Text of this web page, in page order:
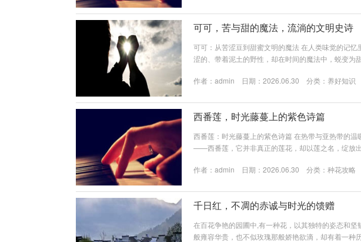
最令人称道的，是它那朵朵绽放于枝...
可可，苦与甜的魔法，流淌的文明史诗
可可：从苦涩豆到甜蜜文明的魔法 在人类味觉的记
涩的、带着泥土的野性，却在时间的魔法中，蜕变为
态，成为一部流淌在舌尖上的史诗。 雨林的馈赠：可
长，...
作者： admin 日期：2026.06.30 分类： 养好知识
西番莲，时光藤蔓上的紫色诗篇
西番莲：时光藤蔓上的紫色诗篇 在热带与亚热带的
——西番莲，它并非真正的莲花，却以莲之名，绽放
珠，精致而神秘，西番莲，这名字本身就带着一丝异
灵动的触手，向着阳光充足的地方...
作者： admin 日期：2026.06.30 分类： 种花攻略
千日红，不凋的赤诚与时光的馈赠
在百花争艳的园圃中,有一种花，以其独特的姿态和
般雍容华贵，也不似玫瑰那般娇艳欲滴，却有着一种